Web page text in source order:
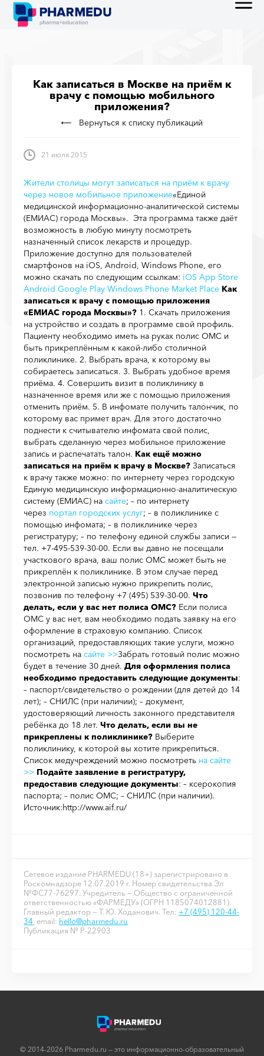
Как записаться в Москве на приём к
врачу с помощью мобильного
приложения?
Вернуться к списку публикаций
21 июля 2015
Жители столицы могут записаться на приём к врачу
через новое мобильное приложение«Единой
медицинской информационно-аналитической системы
(ЕМИАС) города Москвы». Эта программа также даёт
возможность в любую минуту посмотреть
назначенный список лекарств и процедур.
Приложение доступно для пользователей
смартфонов на iOS, Android, Windows Phone, его
можно скачать по следующим ссылкам: iOS App Store
Android Google Play Windows Phone Market Place Как
записаться к врачу с помощью приложения
«ЕМИАС города Москвы»? 1. Скачать приложения
на устройство и создать в программе свой профиль.
Пациенту необходимо иметь на руках полис ОМС и
быть прикреплённым к какой-либо столичной
поликлинике. 2. Выбрать врача, к которому вы
собираетесь записаться. 3. Выбрать удобное время
приёма. 4. Совершить визит в поликлинику в
назначенное время или же с помощью приложения
отменить приём. 5. В инфомате получить талончик, по
которому вас примет врач. Для этого достаточно
поднести к считывателю инфомата свой полис,
выбрать сделанную через мобильное приложение
запись и распечатать талон. Как ещё можно
записаться на приём к врачу в Москве? Записаться
к врачу также можно: по интернету через городскую
Единую медицинскую информационно-аналитическую
систему (ЕМИАС) на сайте; – по интернету
через портал городских услуг; – в поликлинике с
помощью инфомата; – в поликлинике через
регистратуру; – по телефону единой службы записи —
тел. +7-495-539-30-00. Если вы давно не посещали
участкового врача, ваш полис ОМС может быть не
прикреплён к поликлинике. В этом случае перед
электронной записью нужно прикрепить полис,
позвонив по телефону +7 (495) 539-30-00. Что
делать, если у вас нет полиса ОМС? Если полиса
ОМС у вас нет, вам необходимо подать заявку на его
оформление в страховую компанию. Список
организаций, предоставляющих такие услуги, можно
посмотреть на сайте >>Забрать готовый полис можно
будет в течение 30 дней. Для оформления полиса
необходимо предоставить следующие документы:
– паспорт/свидетельство о рождении (для детей до 14
лет); – СНИЛС (при наличии); – документ,
удостоверяющий личность законного представителя
ребёнка до 18 лет. Что делать, если вы не
прикреплены к поликлинике? Выберите
поликлинику, к которой вы хотите прикрепиться.
Список медучреждений можно посмотреть на сайте
>> Подайте заявление в регистратуру,
предоставив следующие документы: – ксерокопия
паспорта; – полис ОМС; – СНИЛС (при наличии).
Источник:http://www.aif.ru/
Сетевое издание PHARMEDU (18+) зарегистрировано в
Роскомнадзоре 12.07.2019 г. Номер свидетельства Эл
№ФС77-76297. Учредитель — Общество с ограниченной
ответственностью «ФАРМЕДУ» (ОГРН 1185074012881).
Главный редактор — Т. Ю. Ходанович. Тел: +7 (495) 120-44-
34 , email: hello@pharmedu.ru
Публикация № P-22903
© 2014-2026 Pharmedu.ru — это информационно-образовательный